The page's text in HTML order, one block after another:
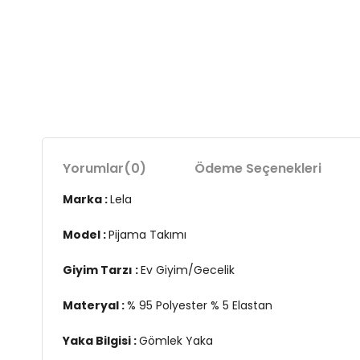
Yorumlar(0) Ödeme Seçenekleri
Marka :Lela
Model :Pijama Takımı
Giyim Tarzı :Ev Giyim/Gecelik
Materyal :% 95 Polyester % 5 Elastan
Yaka Bilgisi :Gömlek Yaka